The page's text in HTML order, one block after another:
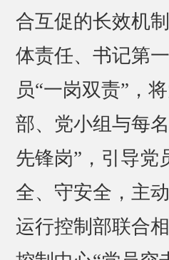
合互促的长效机
体责任、书记第
员“一岗双责”，
部、党小组与每
先锋岗”，引导党
全、守安全，主
运行控制部联合